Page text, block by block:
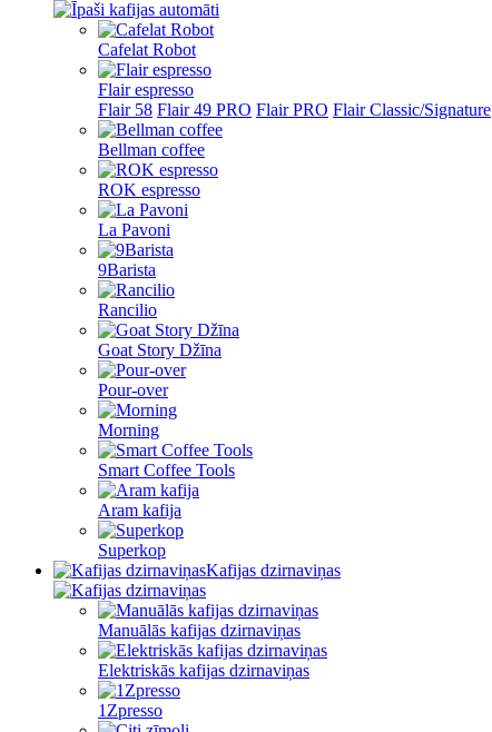
Cafelat Robot
Flair espresso
Flair 58 Flair 49 PRO Flair PRO Flair Classic/Signature
Bellman coffee
ROK espresso
La Pavoni
9Barista
Rancilio
Goat Story Džīna
Pour-over
Morning
Smart Coffee Tools
Aram kafija
Superkop
Kafijas dzirnaviņas
Manuālās kafijas dzirnaviņas
Elektriskās kafijas dzirnaviņas
1Zpresso